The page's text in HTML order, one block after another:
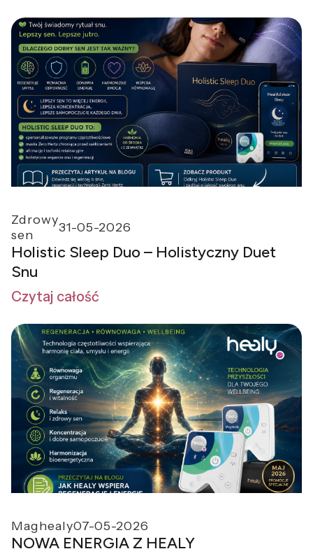
Zdrowy
sen
31-05-2026
Holistic Sleep Duo – Holistyczny Duet
Snu
Czytaj całość
Maghealy07-05-2026
NOWA ENERGIA Z HEALY